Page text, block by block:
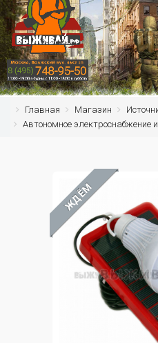
Главная Магазин
Автономное электроснабжение
ЖДЁМ